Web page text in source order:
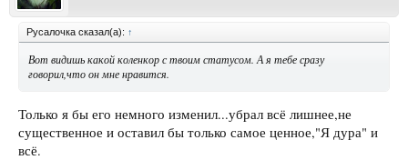
Русалочка сказал(а): ↑
Вот видишь какой коленкор с твоим статусом. А я тебе сразу
говорил,что он мне нравится.
Только я бы его немного изменил...убрал всё лишнее,не
существенное и оставил бы только самое ценное,"Я дура" и
всё.